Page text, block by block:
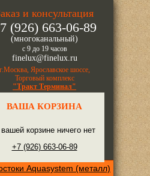
и консультация
(926) 663-06-89
(многоканальный)
с 9 до 19 часов
finelux@finelux.ru
г.Москва, Ярославское шоссе,
Торговый комплекс
"Тракт Терминал"
ВАША КОРЗИНА
корзине ничего нет
+7 (926) 663-06-89
Aquasystem (металл)